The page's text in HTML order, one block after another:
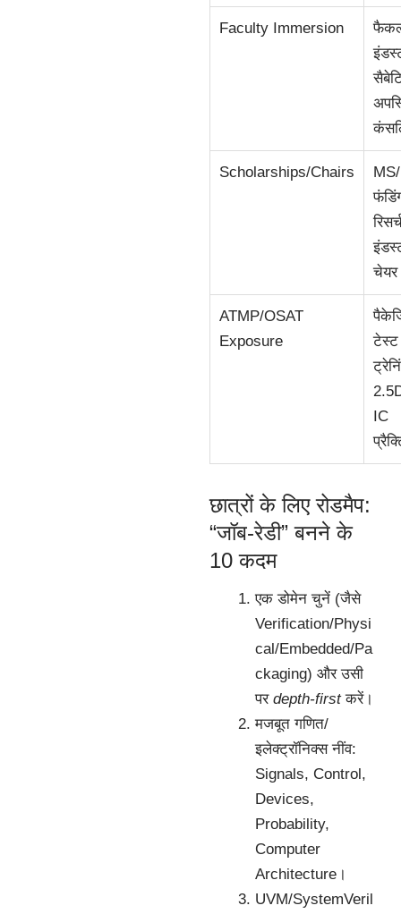
Faculty Immersion
Scholarships/Chairs
चेयर
ATMP/OSAT
Exposure
टेस्ट
IC
छात्रों के लिए रोडमैप:
“जॉब-रेडी” बनने के
10 कदम
एक डोमेन चुनें (जैसे
Verification/Physi
cal/Embedded/Pa
ckaging) और उसी
पर depth-firstकरें।
मजबूत गणित/
इलेक्ट्रॉनिक्स नींव:
Signals, Control,
Devices,
Probability,
Computer
Architecture।
UVM/SystemVeril